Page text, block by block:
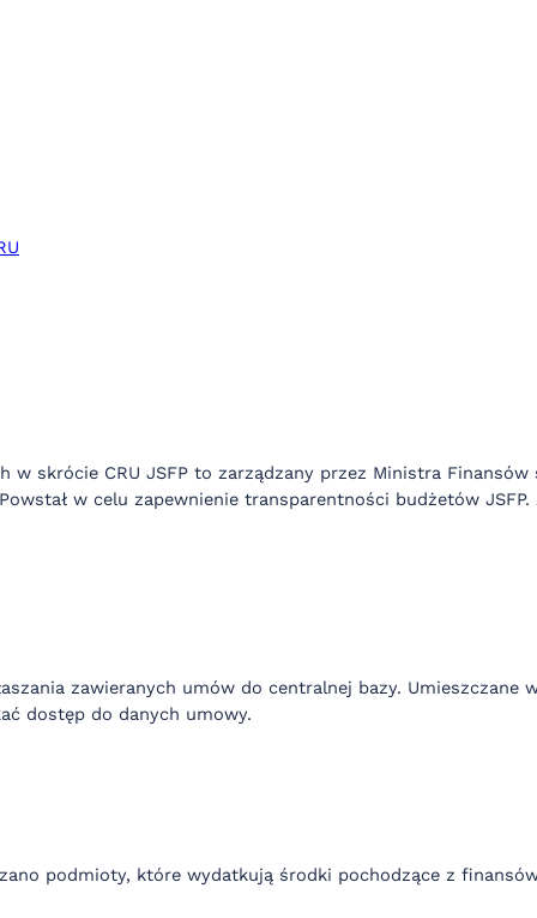
w skrócie CRU JSFP to zarządzany przez Ministra
w celu zapewnienie transparentności budżetów
zawieranych umów do centralnej bazy.
dostęp do danych umowy.
podmioty, które wydatkują środki pochodzące z